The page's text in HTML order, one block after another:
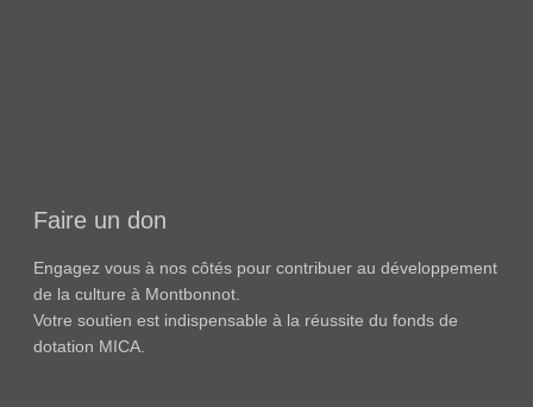
Faire un don
Engagez vous à nos côtés pour contribuer au développement
de la culture à Montbonnot.
Votre soutien est indispensable à la réussite du fonds de
dotation MICA.